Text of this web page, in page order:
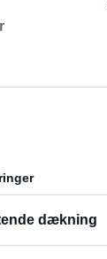
dækning